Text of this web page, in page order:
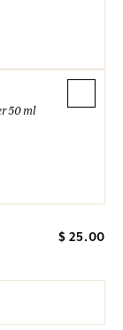
50 ml
$ 25.00